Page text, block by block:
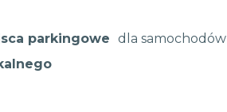
parkingowe dla samochodów